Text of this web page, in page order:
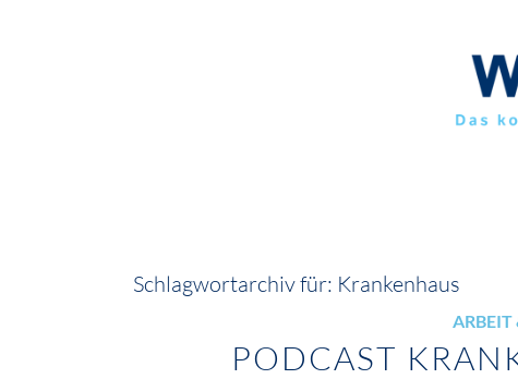
Schlagwortarchiv für: Krankenhaus
ARBEIT
PODCAST